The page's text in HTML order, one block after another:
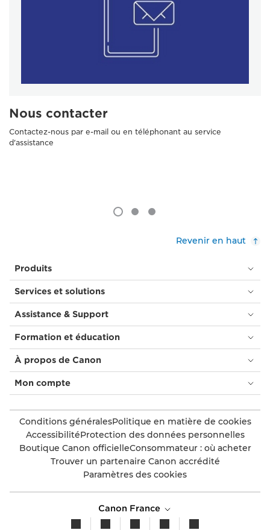
Nous contacter
Contactez-nous par e-mail ou en téléphonant au service
d'assistance
Revenir en haut
Produits
Services et solutions
Assistance & Support
Formation et éducation
À propos de Canon
Mon compte
Conditions généralesPolitique en matière de cookies
AccessibilitéProtection des données personnelles
Boutique Canon officielleConsommateur : où acheter
Trouver un partenaire Canon accrédité
Paramètres des cookies
Canon France